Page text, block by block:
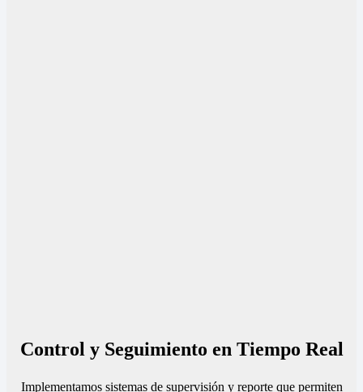
Control y Seguimiento en Tiempo Real
Implementamos sistemas de supervisión y reporte que permiten